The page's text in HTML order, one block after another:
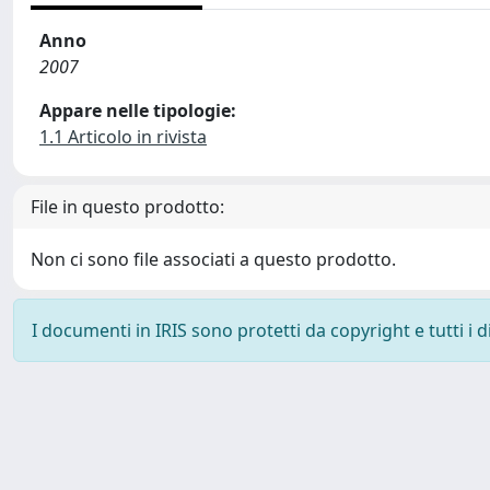
Anno
2007
Appare nelle tipologie:
1.1 Articolo in rivista
File in questo prodotto:
Non ci sono file associati a questo prodotto.
I documenti in IRIS sono protetti da copyright e tutti i